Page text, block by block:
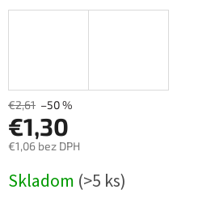
€2,61 –50 %
€1,30
€1,06 bez DPH
cena:
Skladom (>5 ks)